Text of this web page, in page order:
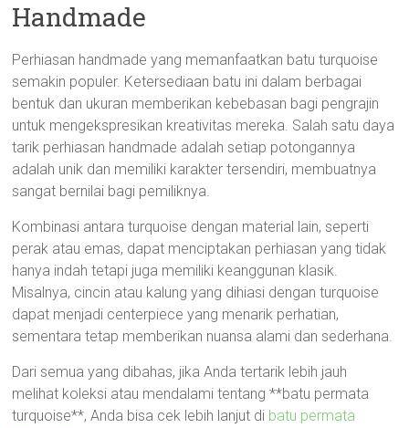
Handmade
Perhiasan handmade yang memanfaatkan batu turquoise
semakin populer. Ketersediaan batu ini dalam berbagai
bentuk dan ukuran memberikan kebebasan bagi pengrajin
untuk mengekspresikan kreativitas mereka. Salah satu daya
tarik perhiasan handmade adalah setiap potongannya
adalah unik dan memiliki karakter tersendiri, membuatnya
sangat bernilai bagi pemiliknya.
Kombinasi antara turquoise dengan material lain, seperti
perak atau emas, dapat menciptakan perhiasan yang tidak
hanya indah tetapi juga memiliki keanggunan klasik.
Misalnya, cincin atau kalung yang dihiasi dengan turquoise
dapat menjadi centerpiece yang menarik perhatian,
sementara tetap memberikan nuansa alami dan sederhana.
Dari semua yang dibahas, jika Anda tertarik lebih jauh
melihat koleksi atau mendalami tentang **batu permata
turquoise**, Anda bisa cek lebih lanjut di batu permata